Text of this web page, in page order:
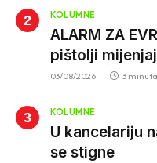
KOLUMNE
ALARM ZA
pištolji
istrage
03/08/2026 3 minuta
KOLUMNE
U kancelariju
se stigne